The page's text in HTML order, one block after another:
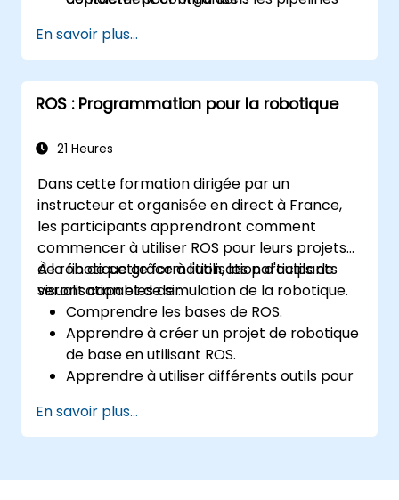
En savoir plus...
ROS : Programmation pour la robotique
21 Heures
Dans cette formation dirigée par un
instructeur et organisée en direct à France,
les participants apprendront comment
commencer à utiliser ROS pour leurs projets
de robotique grâce à l'utilisation d'outils de
visualisation et de simulation de la robotique.
À la fin de cette formation, les participants
seront capables de :
Comprendre les bases de ROS.
Apprendre à créer un projet de robotique
de base en utilisant ROS.
Apprendre à utiliser différents outils pour
simulation et de visualisation.
En savoir plus...